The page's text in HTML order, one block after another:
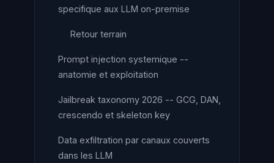
specifique aux LLM on-premise
Retour terrain
Prompt injection systemique --
anatomie et exploitation
Jailbreak taxonomy 2026 -- GCG, DAN,
crescendo et skeleton key
Data exfiltration par canaux couverts
dans les LLM